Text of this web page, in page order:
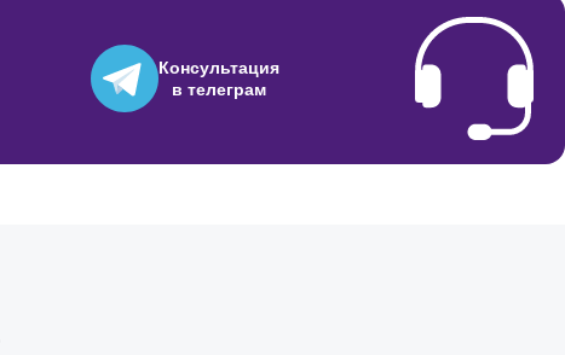
500
Консультация
в телеграм